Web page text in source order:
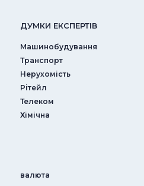
ДУМКИ ЕКСПЕРТIВ
Машинобудування
Транспорт
Нерухомість
Рітейл
Телеком
Хімічна
валюта